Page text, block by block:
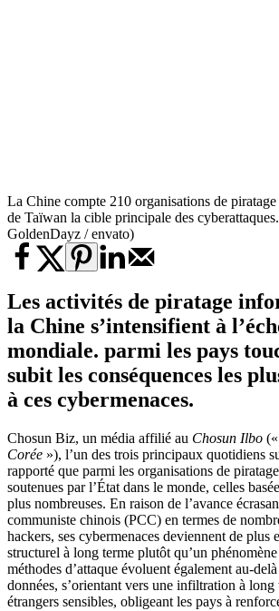
La Chine compte 210 organisations de
de Taïwan la cible principale des
GoldenDayz / envato)
Les activités de piratage
la Chine s’intensifient à
mondiale. parmi les pays
subit les conséquences les
à ces cybermenaces.
Chosun Biz, un média affilié au Chosun Ilbo («
Corée »), l’un des trois principaux quotidiens
rapporté que parmi les organisations de
soutenues par l’État dans le monde, celles
plus nombreuses. En raison de l’avance
communiste chinois (PCC) en termes de
hackers, ses cybermenaces deviennent de plus
structurel à long terme plutôt qu’un phénomène
méthodes d’attaque évoluent également au-
données, s’orientant vers une infiltration à long
étrangers sensibles, obligeant les pays à